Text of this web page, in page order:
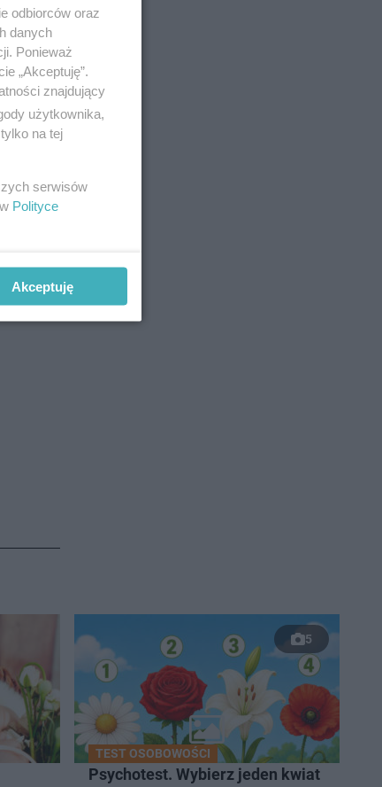
5
TEST OSOBOWOŚCI
Psychotest. Wybierz jeden kwiat
odbiorców oraz
danych
Ponieważ
„Akceptuję”.
znajdujący
użytkownika,
na tej
serwisów
Polityce
Akceptuję